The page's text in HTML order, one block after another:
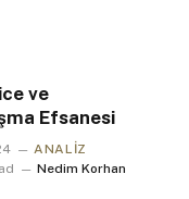
ve
Efsanesi
ANALIZ
Nedim Korhan